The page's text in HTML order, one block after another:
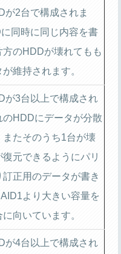
が2台で構成されま
同時に同じ内容を書
方のHDDが壊れてもも
維持されます。
が3台以上で構成され
のHDDにデータが分散
またそのうち1台が壊
元できるようにパリ
正用のデータが書き
より大きい容量を
向いています。
が4台以上で構成され